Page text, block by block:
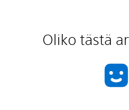
Oliko tästä